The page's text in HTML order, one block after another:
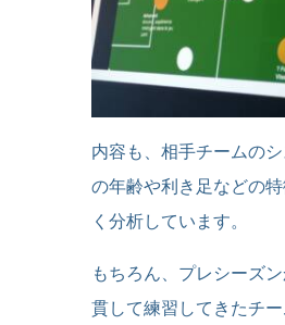
内容も、相手チームの
の年齢や利き足などの
く分析しています。
もちろん、プレシーズ
貫して練習してきたチ